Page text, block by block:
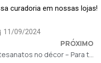
curadoria em nossas lojas!
11/09/2024
PRÓXIMO
Artesanatos no décor – Para transformar com sentimento